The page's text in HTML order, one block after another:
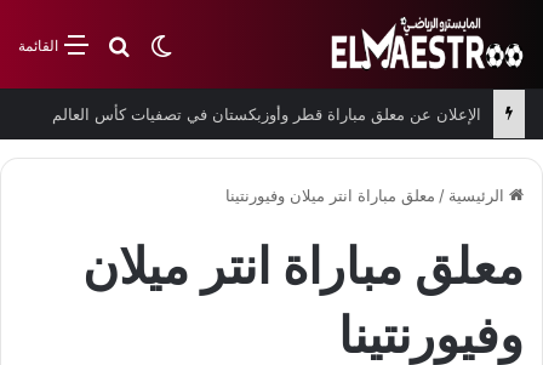
القائمةبحث عن
الوضع المظلم
الإعلان عن معلق مباراة قطر وأوزبكستان في تصفيات كأس العالم
الرئيسية / معلق مباراة انتر ميلان وفيورنتينا
معلق مباراة انتر ميلان
وفيورنتينا